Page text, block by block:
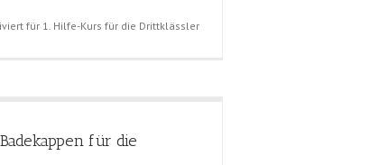
für 1. Hilfe-Kurs für die Drittklässler
für die